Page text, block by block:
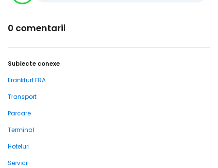
0 comentarii
Subiecte conexe
Frankfurt FRA
Transport
Parcare
Terminal
Hoteluri
Servicii